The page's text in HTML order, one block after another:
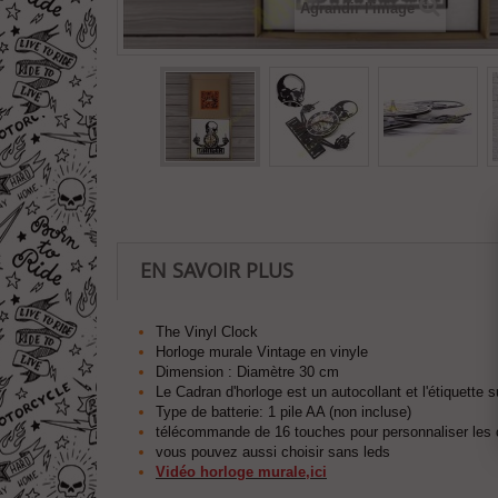
Agrandir l'image
EN SAVOIR PLUS
The Vinyl Clock
Horloge murale Vintage en vinyle
Dimension : Diamètre 30 cm
Le Cadran d'horloge est un autocollant et l'étiquette
Type de batterie: 1 pile AA (non incluse)
télécommande de 16 touches pour personnaliser
vous pouvez aussi choisir sans leds
Vidéo horloge murale,ici